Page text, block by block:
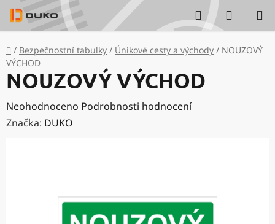
Přejít
na
obsah
Hledat
KOŠÍK
Domů
/ Bezpečnostní tabulky / Únikové cesty a východy / NOUZOVÝ
VÝCHOD
NOUZOVÝ VÝCHOD
Průměrné
hodnocení
Neohodnoceno Podrobnosti hodnocení
Značka: DUKO